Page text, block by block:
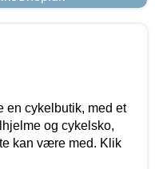
en cykelbutik, med et
og cykelsko,
kan være med. Klik